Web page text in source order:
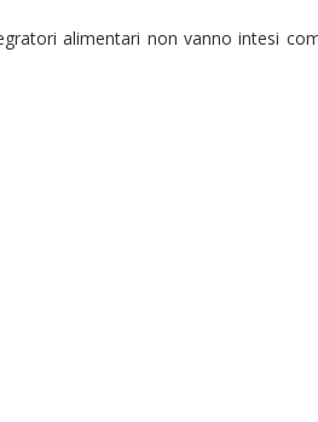
alimentari non vanno intesi